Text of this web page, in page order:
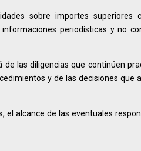
sobre importes superiores
periodísticas y no
de las diligencias que continúen
y de las decisiones que
el alcance de las eventuales